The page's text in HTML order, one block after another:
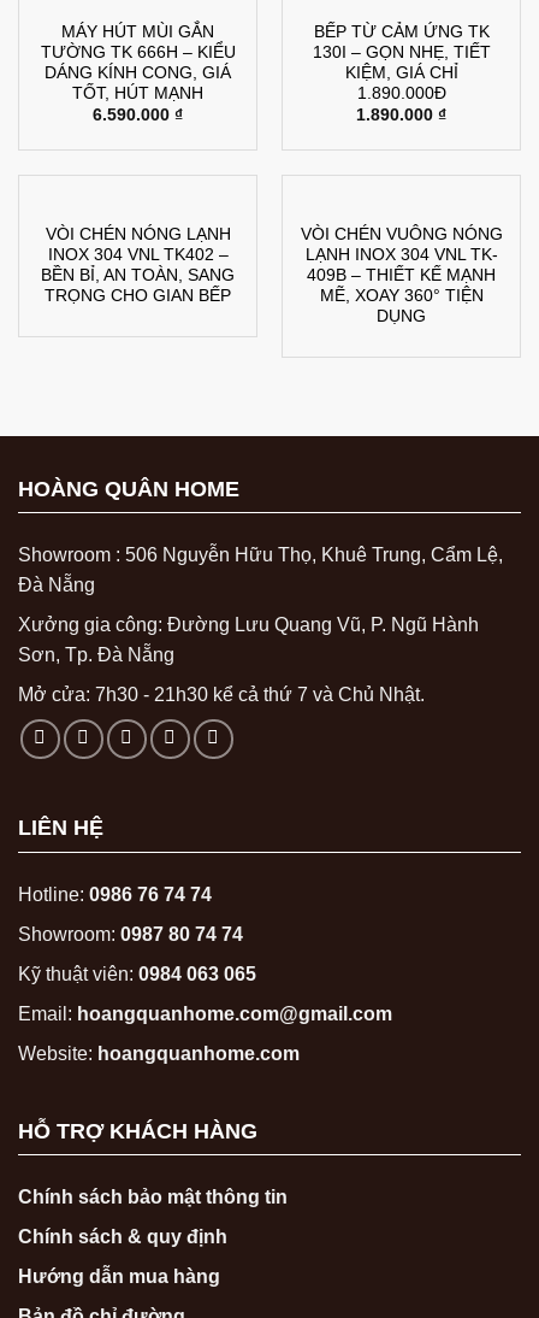
MÁY HÚT MÙI GẮN
TƯỜNG TK 666H – KIỂU
DÁNG KÍNH CONG, GIÁ
TỐT, HÚT MẠNH
6.590.000 ₫
BẾP TỪ CẢM ỨNG TK
130I – GỌN NHẸ, TIẾT
KIỆM, GIÁ CHỈ
1.890.000Đ
1.890.000 ₫
VÒI CHÉN NÓNG LẠNH
INOX 304 VNL TK402 –
BỀN BỈ, AN TOÀN, SANG
TRỌNG CHO GIAN BẾP
VÒI CHÉN VUÔNG NÓNG
LẠNH INOX 304 VNL TK-
409B – THIẾT KẾ MẠNH
MẼ, XOAY 360° TIỆN
DỤNG
HOÀNG QUÂN HOME
Showroom : 506 Nguyễn Hữu Thọ, Khuê Trung, Cẩm Lệ,
Đà Nẵng
Xưởng gia công: Đường Lưu Quang Vũ, P. Ngũ Hành
Sơn, Tp. Đà Nẵng
Mở cửa: 7h30 - 21h30 kể cả thứ 7 và Chủ Nhật.
LIÊN HỆ
Hotline: 0986 76 74 74
Showroom: 0987 80 74 74
Kỹ thuật viên: 0984 063 065
Email: hoangquanhome.com@gmail.com
Website: hoangquanhome.com
HỖ TRỢ KHÁCH HÀNG
Chính sách bảo mật thông tin
Chính sách & quy định
Hướng dẫn mua hàng